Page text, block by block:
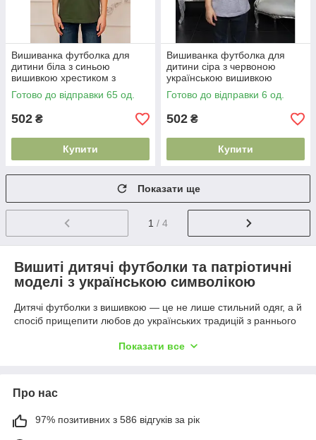
Вишиванка футболка для
дитини біла з синьою
вишивкою хрестиком з
тканини лакоста бавовна
еластан розмір 98–152
Готово до відправки 65 од.
502 ₴
Купити
Вишиванка футболка для
дитини сіра з червоною
українською вишивкою
хрестиком тканина лакоста
розміри 98–152
Готово до відправки 6 од.
502 ₴
Купити
Показати ще
1 / 4
Вишиті дитячі футболки та патріотичні
моделі з українською символікою
Дитячі футболки з вишивкою — це не лише стильний одяг, а й
спосіб прищепити любов до українських традицій з раннього
гладі, прикрашають якісні футболки з натуральних матеріалів
дітей
Асортимент у категорії включає:
Показати все
Про нас
97% позитивних з 586 відгуків за рік